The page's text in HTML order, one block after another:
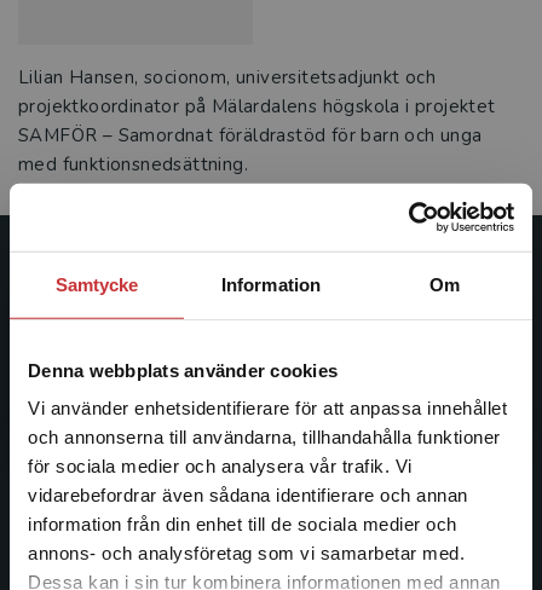
Samtycke Information Om
Denna webbplats använder cookies
Vi använder enhetsidentifierare för att anpassa innehållet
och annonserna till användarna, tillhandahålla funktioner
för sociala medier och analysera vår trafik. Vi
vidarebefordrar även sådana identifierare och annan
information från din enhet till de sociala medier och
annons- och analysföretag som vi samarbetar med.
Dessa kan i sin tur kombinera informationen med annan
Begränsad fraktregion
Lilian Hansen, socionom, universitetsadjunkt och
projektkoordinator på Mälardalens högskola i projektet
SAMFÖR – Samordnat föräldrastöd för barn och unga
med funktionsnedsättning.
Studentlitteratur
ledande utbildningsförlag. Med läromedel, kurslitteratur,
informationstjänster i utbudet, finns Studentlitteratur med
längs hela kunskapsresan.
Kontakta oss
Kontakta oss